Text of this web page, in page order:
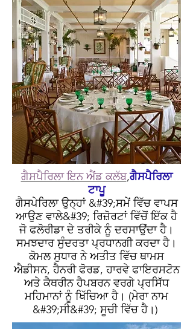
ਗੈਸਪੈਰਿਲਾ ਇਨ ਐਂਡ ਕਲੱਬ,ਗੈਸਪੈਰਿਲਾ
ਟਾਪੂ
ਗੈਸਪੇਰਿਲਾ ਉਨ੍ਹਾਂ &#39;ਸਮੇਂ ਵਿੱਚ ਵਾਪਸ
ਆਉਣ ਵਾਲੇ&#39; ਰਿਜ਼ੋਰਟਾਂ ਵਿੱਚੋਂ ਇੱਕ ਹੈ
ਜੋ ਫਲੋਰੀਡਾ ਦੇ ਤਰੀਕੇ ਨੂੰ ਦਰਸਾਉਂਦਾ ਹੈ।
ਸਮਝਦਾਰ ਸੁੰਦਰਤਾ ਪ੍ਰਧਾਨਗੀ ਕਰਦਾ ਹੈ।
ਕੋਮਲ ਸੁਧਾਰ ਨੇ ਅਤੀਤ ਵਿੱਚ ਥਾਮਸ
ਐਡੀਸਨ, ਹੈਨਰੀ ਫੋਰਡ, ਹਾਰਵੇ ਫਾਇਰਸਟੋਨ
ਅਤੇ ਕੈਥਰੀਨ ਹੈਪਬਰਨ ਵਰਗੇ ਪ੍ਰਸਿੱਧ
ਮਹਿਮਾਨਾਂ ਨੂੰ ਖਿੱਚਿਆ ਹੈ। (ਮੇਰਾ ਨਾਮ
&#39;ਸੀ&#39; ਸੂਚੀ ਵਿੱਚ ਹੈ।)